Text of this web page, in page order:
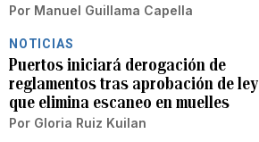
Por Manuel Guillama Capella
NOTICIAS
Puertos iniciará derogación de
reglamentos tras aprobación de ley
que elimina escaneo en muelles
Por Gloria Ruiz Kuilan